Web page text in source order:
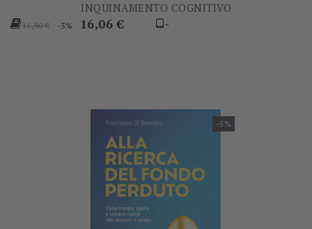
INQUINAMENTO COGNITIVO
Prezzo
16,90 € -5% Prezzo
16,06 € -
-5%